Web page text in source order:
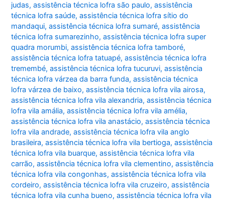
judas,assistência técnica lofra são paulo,assistência
técnica lofra saúde,assistência técnica lofra sítio do
mandaqui,assistência técnica lofra sumaré,assistência
técnica lofra sumarezinho,assistência técnica lofra super
quadra morumbi,assistência técnica lofra tamboré,
assistência técnica lofra tatuapé,assistência técnica lofra
tremembé,assistência técnica lofra tucuruvi,assistência
técnica lofra várzea da barra funda,assistência técnica
lofra várzea de baixo,assistência técnica lofra vila airosa,
assistência técnica lofra vila alexandria,assistência técnica
lofra vila amália,assistência técnica lofra vila amélia,
assistência técnica lofra vila anastácio,assistência técnica
lofra vila andrade,assistência técnica lofra vila anglo
brasileira,assistência técnica lofra vila bertioga,assistência
técnica lofra vila buarque,assistência técnica lofra vila
carrão,assistência técnica lofra vila clementino,assistência
técnica lofra vila congonhas,assistência técnica lofra vila
cordeiro,assistência técnica lofra vila cruzeiro,assistência
técnica lofra vila cunha bueno,assistência técnica lofra vila